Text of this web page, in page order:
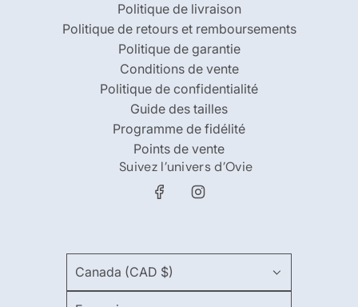
Politique de livraison
Politique de retours et remboursements
Politique de garantie
Conditions de vente
Politique de confidentialité
Guide des tailles
Programme de fidélité
Points de vente
Suivez l’univers d’Ovie
Canada (CAD $)